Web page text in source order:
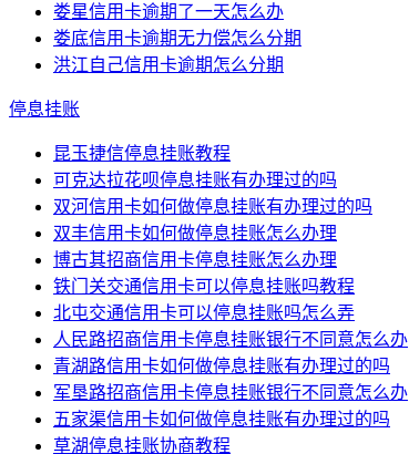
娄星信用卡逾期了一天怎么办
娄底信用卡逾期无力偿怎么分期
洪江自己信用卡逾期怎么分期
停息挂账
昆玉捷信停息挂账教程
可克达拉花呗停息挂账有办理过的吗
双河信用卡如何做停息挂账有办理过的吗
双丰信用卡如何做停息挂账怎么办理
博古其招商信用卡停息挂账怎么办理
铁门关交通信用卡可以停息挂账吗教程
北屯交通信用卡可以停息挂账吗怎么弄
人民路招商信用卡停息挂账银行不同意怎么办
青湖路信用卡如何做停息挂账有办理过的吗
军垦路招商信用卡停息挂账银行不同意怎么办
五家渠信用卡如何做停息挂账有办理过的吗
草湖停息挂账协商教程